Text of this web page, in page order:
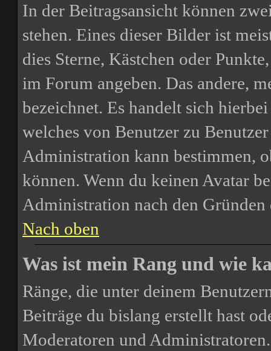
In der Beitragsansicht können
stehen. Eines dieser Bilder ist
dies Sterne, Kästchen oder
im Forum angeben. Das andere,
bezeichnet. Es handelt sich
welches von Benutzer zu
Administration kann bestimmen,
können. Wenn du keinen Avatar
Administration nach den
Nach oben
Was ist mein Rang und wie
Ränge, die unter deinem
Beiträge du bislang erstellt hast
Moderatoren und